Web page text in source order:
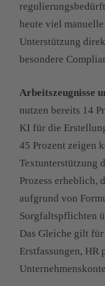
heute viel
Unterstützung
besondere
Arbeitszeugnisse
nutzen bereits 14
KI für die
45 Prozent zeigen
Textunterstützung
Prozess erheblich,
aufgrund von
Sorgfaltspflichten
Das Gleiche gilt
Erstfassungen, HR